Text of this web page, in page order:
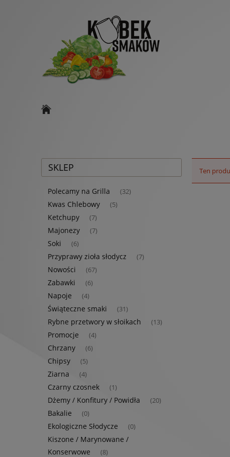
SKLEP
Polecamy na Grilla (32)
Kwas Chlebowy (5)
Ketchupy (7)
Majonezy (7)
Soki (6)
Przyprawy zioła słodycz (7)
Nowości (67)
Zabawki (6)
Napoje (4)
Świąteczne smaki (31)
Rybne przetwory w słoikach (13)
Promocje (4)
Chrzany (6)
Chipsy (5)
Ziarna (4)
Czarny czosnek (1)
Dżemy / Konfitury / Powidła (20)
Bakalie (0)
Ekologiczne Słodycze (0)
Kiszone / Marynowane /
Konserwowe
(8)
Ten